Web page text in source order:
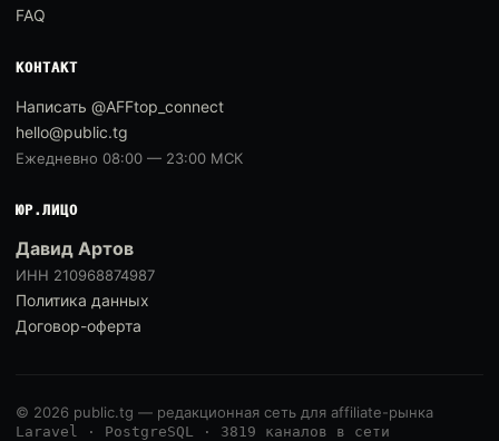
FAQ
КОНТАКТ
Написать @AFFtop_connect
hello@public.tg
Ежедневно 08:00 — 23:00 МСК
ЮР.ЛИЦО
Давид Артов
ИНН 210968874987
Политика данных
Договор-оферта
© 2026 public.tg — редакционная сеть для affiliate-рынка
Laravel · PostgreSQL · 3819 каналов в сети